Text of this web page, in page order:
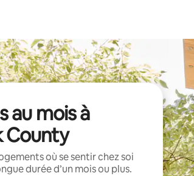
au mois à
County
où se sentir chez soi
durée d’un mois ou plus.